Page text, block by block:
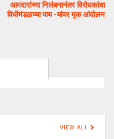
आमदारांच्या निलंबनानंतर विरोधकांचा
विधीमंडळच्या पाय -यांवर मूक आंदोलन
VIEW ALL